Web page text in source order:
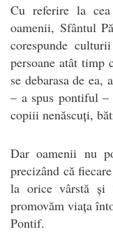
Cu referire la
oamenii, Sfântul
corespunde
persoane atât timp
se debarasa de ea,
– a spus pontiful
copiii nenăscuți,
Dar oamenii nu
precizând că
la orice vârstă și
promovăm viața
Pontif.